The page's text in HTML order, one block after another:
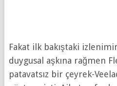
Fakat ilk bakıştaki
duygusal aşkına rağmen
patavatsız bir çeyrek-